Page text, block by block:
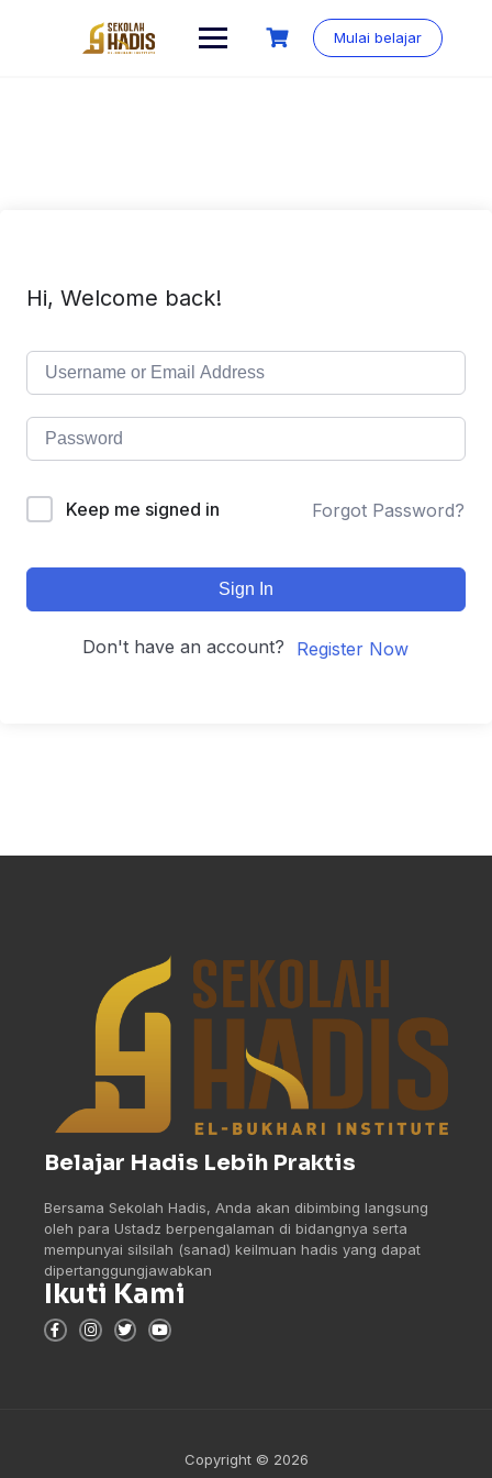
Mulai belajar
Hi, Welcome back!
Keep me signed in Forgot Password?
Sign In
Don't have an account? Register Now
Belajar Hadis Lebih Praktis
Bersama Sekolah Hadis, Anda akan dibimbing langsung
oleh para Ustadz berpengalaman di bidangnya serta
mempunyai silsilah (sanad) keilmuan hadis yang dapat
dipertanggungjawabkan
Ikuti Kami
Copyright © 2026